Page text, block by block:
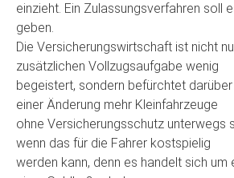
einzieht. Ein Zulassungsverfahren soll
geben.
Die Versicherungswirtschaft ist nicht
zusätzlichen Vollzugsaufgabe wenig
begeistert, sondern befürchtet
einer Änderung mehr Kleinfahrzeuge
ohne Versicherungsschutz unterwegs
wenn das für die Fahrer kostspielig
werden kann, denn es handelt sich um